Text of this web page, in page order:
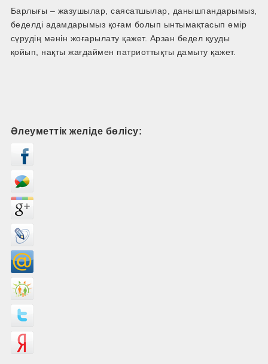
Барлығы – жазушылар, саясатшылар, данышпандарымыз,
беделді адамдарымыз қоғам болып ынтымақтасып өмір
сүрудің мәнін жоғарылату қажет. Арзан бедел қууды
қойып, нақты жағдаймен патриоттықты дамыту қажет.
Әлеуметтік желіде бөлісу: